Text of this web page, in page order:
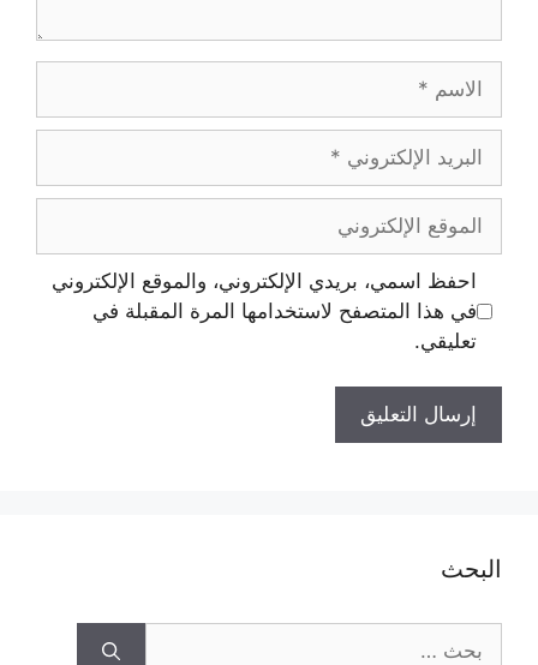
احفظ اسمي، بريدي الإلكتروني، والموقع الإلكتروني
في هذا المتصفح لاستخدامها المرة المقبلة في
تعليقي.
البحث